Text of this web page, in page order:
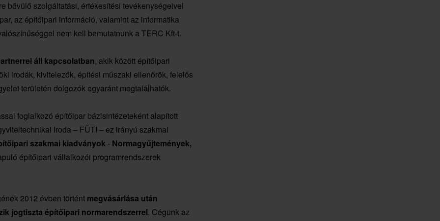
bővülő szolgáltatási, értékesítési tevékenységeivel
az építőipari információ, valamint az informatika
nem kell bemutatnunk a TERC Kft-t.
áll kapcsolatban, akik között építőipari
irodák, kivitelezők, építési műszaki ellenőrök, felelős
területén dolgozók egyaránt megtalálhatók.
foglalkozó építőipar bázisintézeteként alapított
Iroda – FÜTI – ez irányú szakmai
szakmai kiadványok - Normagyűjtemények,
építőipari vállalkozói programrendszerek
2012 évben történt megvásárlása után
jogtiszta építőipari normarendszerrel. Cégünk az